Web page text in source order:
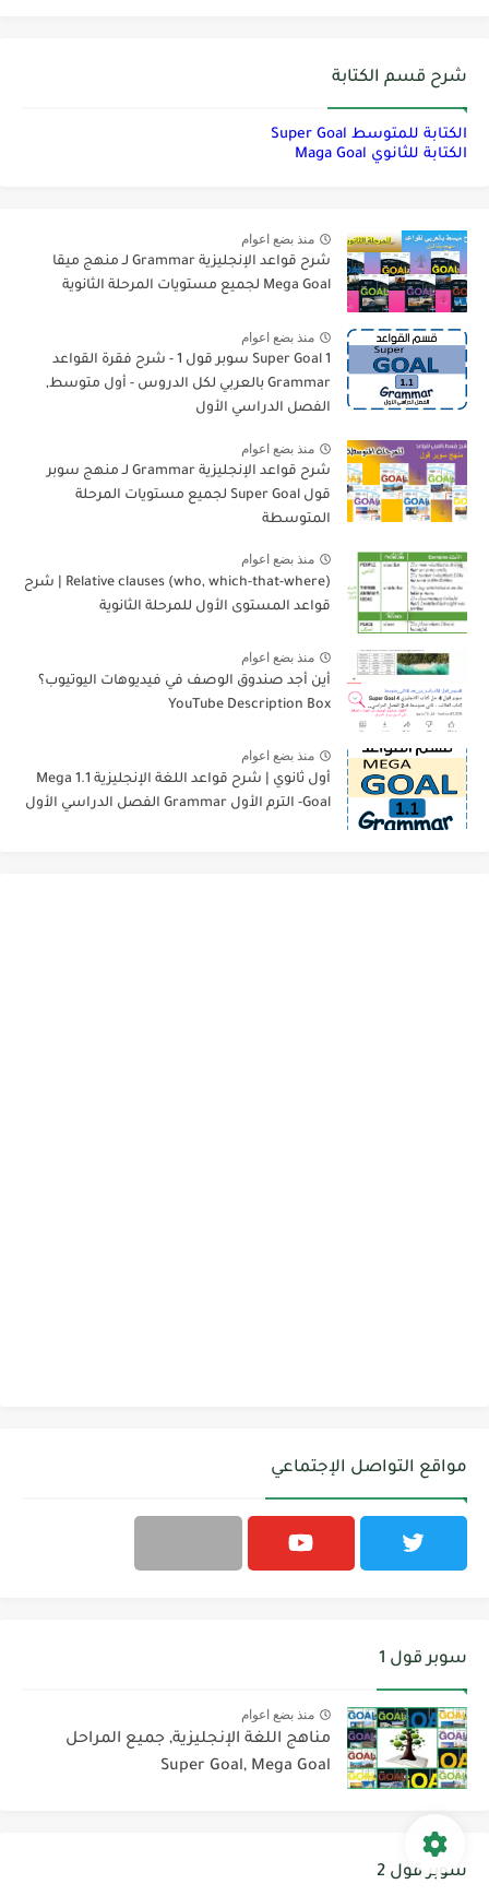
شرح قسم الكتابة
الكتابة للمتوسط Super Goal
الكتابة للثانوي Maga Goal
منذ بضع اعوام
شرح قواعد الإنجليزية Grammar لـ منهج ميقا
Mega Goal لجميع مستويات المرحلة الثانوية
منذ بضع اعوام
Super Goal 1 سوبر قول 1 - شرح فقرة القواعد
Grammar بالعربي لكل الدروس - أول متوسط,
الفصل الدراسي الأول
منذ بضع اعوام
شرح قواعد الإنجليزية Grammar لـ منهج سوبر
قول Super Goal لجميع مستويات المرحلة
المتوسطة
منذ بضع اعوام
Relative clauses (who, which-that-where) | شرح
قواعد المستوى الأول للمرحلة الثانوية
منذ بضع اعوام
أين أجد صندوق الوصف في فيديوهات اليوتيوب؟
YouTube Description Box
منذ بضع اعوام
أول ثانوي | شرح قواعد اللغة الإنجليزية 1.1 Mega
Goal- الترم الأول Grammar الفصل الدراسي الأول
مواقع التواصل الإجتماعي
سوبر قول 1
منذ بضع اعوام
مناهج اللغة الإنجليزية, جميع المراحل
Super Goal, Mega Goal
سوبر قول 2